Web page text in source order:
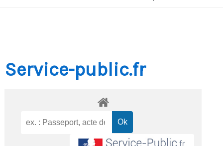
Service-public.fr